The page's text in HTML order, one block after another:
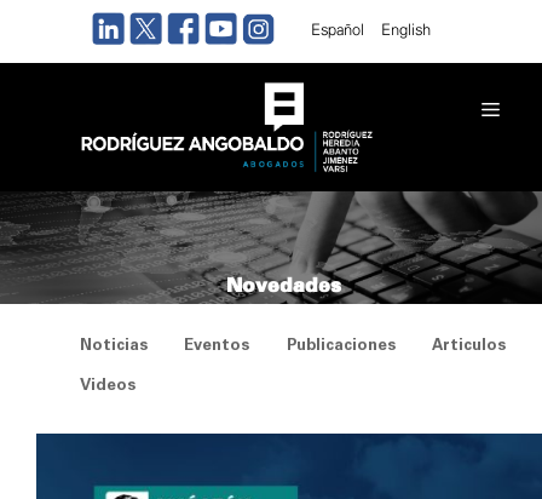
Español English
Novedades
Noticias Eventos Publicaciones Articulos
Videos